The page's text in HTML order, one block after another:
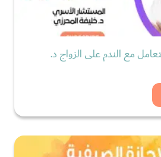
مع الندم على الزواج د.